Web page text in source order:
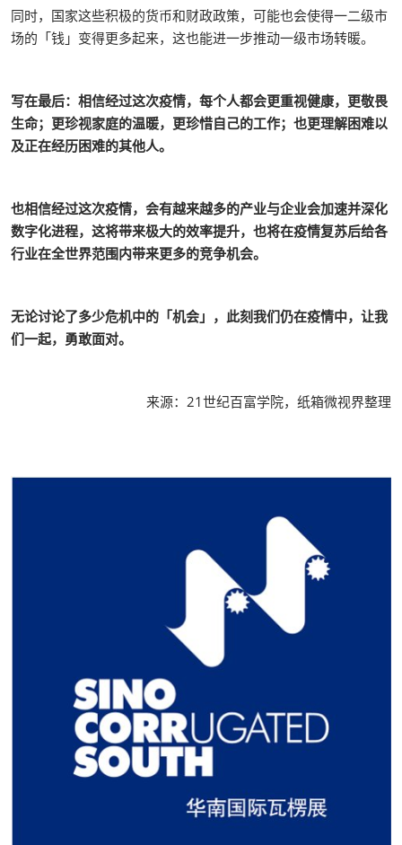
同时，国家这些积极的货币和财政政策，可能也会使得一二级市
场的「钱」变得更多起来，这也能进一步推动一级市场转暖。
写在最后：相信经过这次疫情，每个人都会更重视健康，更敬畏
生命；更珍视家庭的温暖，更珍惜自己的工作；也更理解困难以
及正在经历困难的其他人。
也相信经过这次疫情，会有越来越多的产业与企业会加速并深化
数字化进程，这将带来极大的效率提升，也将在疫情复苏后给各
行业在全世界范围内带来更多的竞争机会。
无论讨论了多少危机中的「机会」，此刻我们仍在疫情中，让我
们一起，勇敢面对。
来源：21世纪百富学院，纸箱微视界整理